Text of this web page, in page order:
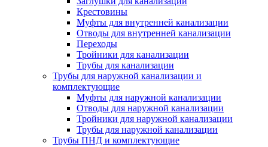
Крестовины
Муфты для внутренней канализации
Отводы для внутренней канализации
Переходы
Тройники для канализации
Трубы для канализации
Трубы для наружной канализации и
комплектующие
Муфты для наружной канализации
Отводы для наружной канализации
Тройники для наружной канализации
Трубы для наружной канализации
Трубы ПНД и комплектующие